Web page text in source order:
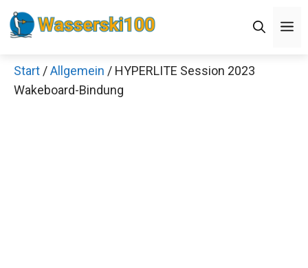
Zum
Inhalt
Start /Allgemein / HYPERLITE Session 2023
Wakeboard-Bindung